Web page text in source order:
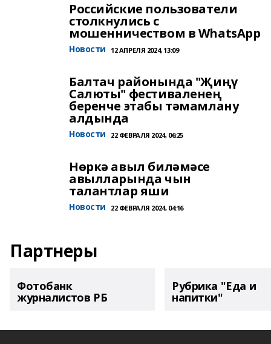
Российские пользователи
столкнулись с
мошенничеством в WhatsApp
Новости 12 АПРЕЛЯ 2024, 13:09
Балтач районында "Җиңү
Салюты" фестиваленең
беренче этабы тәмамлану
алдында
Новости 22 ФЕВРАЛЯ 2024, 06:25
Нөркә авыл биләмәсе
авылларында чын
талантлар яши
Новости 22 ФЕВРАЛЯ 2024, 04:16
Партнеры
Фотобанк
журналистов РБ
Рубрика "Еда и
напитки"